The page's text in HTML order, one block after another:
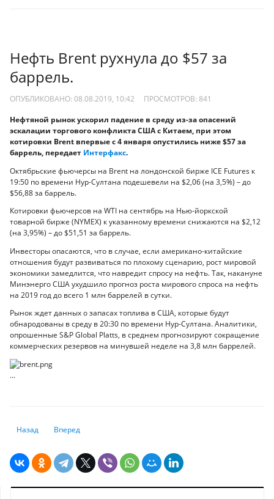
Нефть Brent рухнула до $57 за
баррель.
ОПУБЛИКОВАНО: 08.08.2019, 10:42 ПРОСМОТРОВ: 841
Нефтяной рынок ускорил падение в среду из-за опасений
эскалации торгового конфликта США с Китаем, при этом
котировки Brent впервые с 4 января опустились ниже $57 за
баррель, передает Интерфакс.
Октябрьские фьючерсы на Brent на лондонской бирже ICE Futures к
19:50 по времени Нур-Султана подешевели на $2,06 (на 3,5%) – до
$56,88 за баррель.
Котировки фьючерсов на WTI на сентябрь на Нью-йоркской
товарной бирже (NYMEX) к указанному времени снижаются на $2,12
(на 3,95%) – до $51,51 за баррель.
Инвесторы опасаются, что в случае, если американо-китайские
отношения будут развиваться по плохому сценарию, рост мировой
экономики замедлится, что навредит спросу на нефть. Так, накануне
Минэнерго США ухудшило прогноз роста мирового спроса на нефть
на 2019 год до всего 1 млн баррелей в сутки.
Рынок ждет данных о запасах топлива в США, которые будут
обнародованы в среду в 20:30 по времени Нур-Султана. Аналитики,
опрошенные S&P Global Platts, в среднем прогнозируют сокращение
коммерческих резервов на минувшей неделе на 3,8 млн баррелей.
...
Предыдущий: Цена золота впервые за шесть лет превысила $1500 за
Назад Следующий: Почему цены на нефть не подскочат до $100?
Вперед